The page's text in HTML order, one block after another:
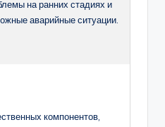
на ранних стадиях и
аварийные ситуации.
компонентов,